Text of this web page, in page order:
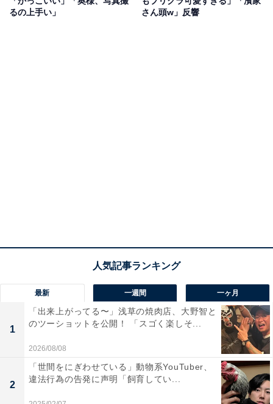
るの上手い」
さん頭w」反響
最新 一週間 一ヶ月
1
「出来上がってる〜」浅草の焼肉店、大野智と
のツーショットを公開！ 「スゴく楽しそ...
2026/08/08
2
「世間をにぎわせている」動物系YouTuber、
違法行為の告発に声明「飼育してい...